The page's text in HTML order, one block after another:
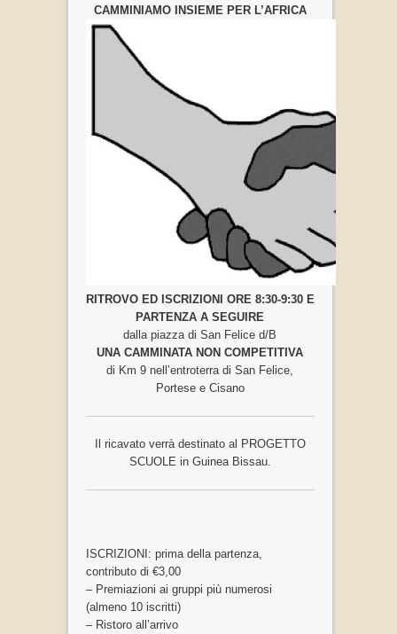
CAMMINIAMO INSIEME PER L’AFRICA
RITROVO ED ISCRIZIONI ORE 8:30-9:30 E
PARTENZA A SEGUIRE
dalla piazza di San Felice d/B
UNA CAMMINATA NON COMPETITIVA
di Km 9 nell’entroterra di San Felice,
Portese e Cisano
Il ricavato verrà destinato al PROGETTO
SCUOLE in Guinea Bissau.
ISCRIZIONI: prima della partenza,
contributo di €3,00
– Premiazioni ai gruppi più numerosi
(almeno 10 iscritti)
– Ristoro all’arrivo